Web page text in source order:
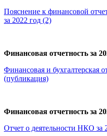
Пояснение к финансовой
за 2022 год (2)
Финансовая отчетность за
Финансовая и бухгалтерская
(публикация)
Финансовая отчетность за
Отчет о деятельности НКО за